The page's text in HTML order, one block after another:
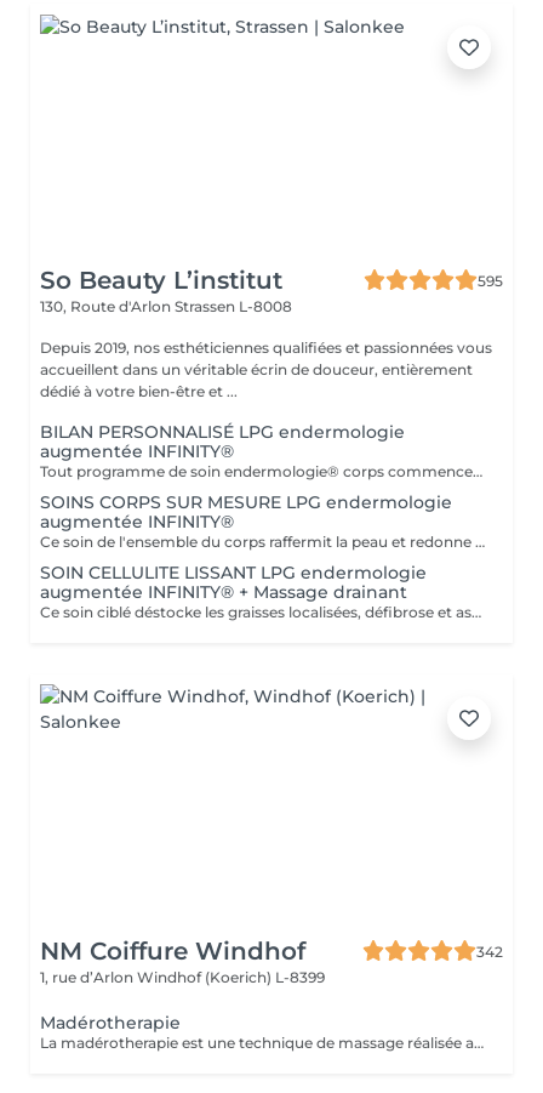
So Beauty L’institut
595
130, Route d'Arlon Strassen L-8008
Depuis 2019, nos esthéticiennes qualifiées et passionnées vous
accueillent dans un véritable écrin de douceur, entièrement
dédié à votre bien-être et ...
BILAN PERSONNALISÉ LPG endermologie
augmentée INFINITY®
Tout programme de soin endermologie® corps commence par un bilan ultra-précis, avec l'application professionnelle ENDERMOLINK. Il se déroule en trois étapes clés : 1. Décryptage de votre mode de vie. 2. Analyse de votre peau. 3. Création de votre programme sur-mesure.
SOINS CORPS SUR MESURE LPG endermologie
augmentée INFINITY®
Ce soin de l'ensemble du corps raffermit la peau et redonne du galbe aux courbes pour retrouver une silhouette resculptée et plus ferme tout en procurant un grand moment de bien-être. DESTOCKE les graisses Grâce à la nouvelle tête de traitement brevetée Alliance, endermologie® permet de cibler et d'affiner les zones rebelles à lexercice et à l'hygiène alimentaire (bras, dos, ventre, taille, cuisses..) tout en s'adaptant précisément aux besoins de chaque peau. LISSE la cellulite La cellulite, qui touche 90 % des femmes même les plus minces et les plus sportives, résulte à la fois dun stockage de graisses dans les adipocytes (cellules graisseuses) et dune rétention d'eau tout autour. RAFFERMIT la peau Variations de poids, grossesses, temps qui passe la peau perd progressivement de sa tonicité et de sa souplesse. Même si ce relâchement cutané concerne tout le corps, certaines zones y sont plus sensibles : intérieur des cuisses, ventre, bras, etc
SOIN CELLULITE LISSANT LPG endermologie
augmentée INFINITY® + Massage drainant
Ce soin ciblé déstocke les graisses localisées, défibrose et assouplit les tissus pour traiter efficacement la cellulite adipeuse et fibreuse tout en procurant un grand moment de bien-être. 40 minutes LPG + 10 minutes de massage drainant/amincissant sur l'avant des jambes.
NM Coiffure Windhof
342
1, rue d’Arlon Windhof (Koerich) L-8399
Madérotherapie
La madérotherapie est une technique de massage réalisée avec des instruments en bois spécialement éllaboré affin de sculpter , tonifier votre corps. Naturelle et non invasive, celle- ci offre des résultats visibles et surtout durable dans le temps. Ses bienfaits : - Réduction de la cellulite - Grande amélioration de la circulation sanguine et lymphatique - Raffermissement de la peau - Diminution des tensions musculaires - Remodelage de la silhouette